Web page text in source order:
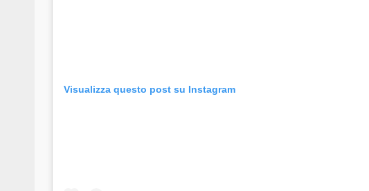
Visualizza questo post su Instagram